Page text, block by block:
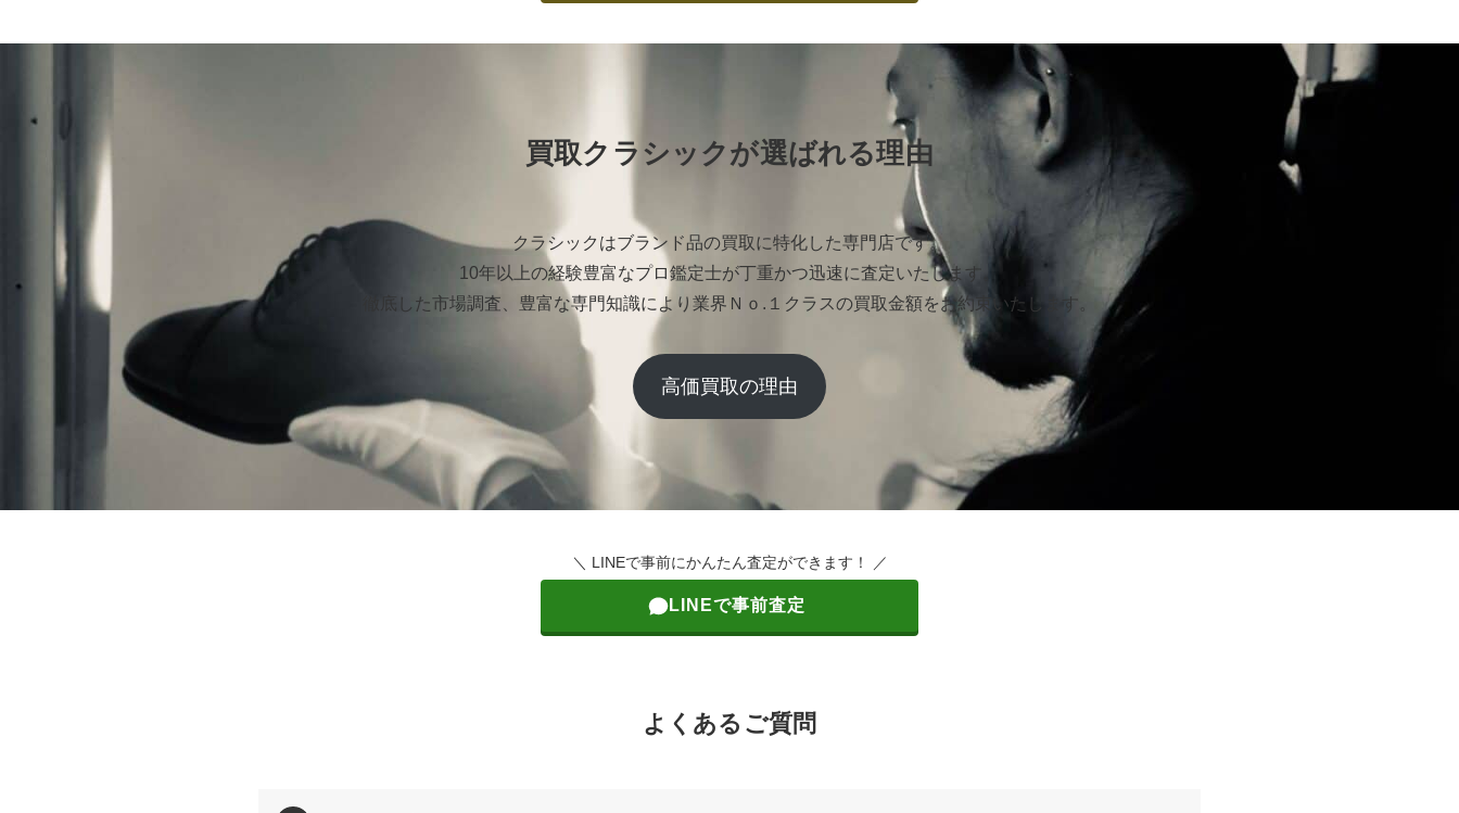
買取クラシックが選ばれる理由
クラシックはブランド品の買取に特化した専門店です。
10年以上の経験豊富なプロ鑑定士が丁重かつ迅速に査定いたします。
徹底した市場調査、豊富な専門知識により業界Ｎｏ.１クラスの買取金額をお約束いたします。
高価買取の理由
＼ LINEで事前にかんたん査定ができます！ ／
LINEで事前査定
よくあるご質問